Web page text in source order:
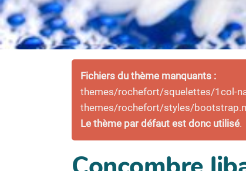
Fichiers du thème manquants :
themes/rochefort/squelettes/1col-
themes/rochefort/styles/
Le thème par défaut est donc utilisé.